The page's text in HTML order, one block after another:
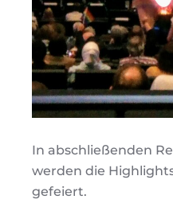
In abschließenden
werden die
gefeiert.